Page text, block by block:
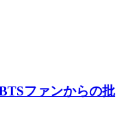
ファンからの批